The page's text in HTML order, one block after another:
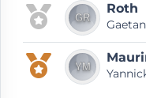
Roth
Gaetan